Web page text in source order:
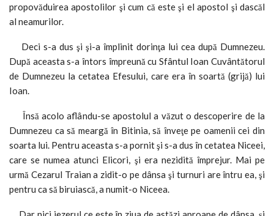
propovăduirea apostolilor şi cum că este şi el apostol şi dascăl
al neamurilor.
Deci s-a dus şi şi-a împlinit dorinţa lui cea după Dumnezeu.
După aceasta s-a întors împreună cu Sfântul Ioan Cuvântătorul
de Dumnezeu la cetatea Efesului, care era în soartă (grijă) lui
Ioan.
Însă acolo aflându-se apostolul a văzut o descoperire de la
Dumnezeu ca să meargă în Bitinia, să înveţe pe oamenii cei din
soarta lui. Pentru aceasta s-a pornit şi s-a dus în cetatea Niceei,
care se numea atunci Elicori, şi era nezidită împrejur. Mai pe
urmă Cezarul Traian a zidit-o pe dânsa şi turnuri are întru ea, şi
pentru ca să biruiască, a numit-o Niceea.